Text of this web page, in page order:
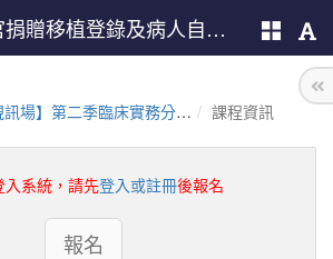
財團法人器官捐贈移植登錄及病人自主推廣中心
季臨床實務分享交流會-安寧療護情緒理解與回應課程 課程資訊
入系統，請先登入或註冊後報名
報名